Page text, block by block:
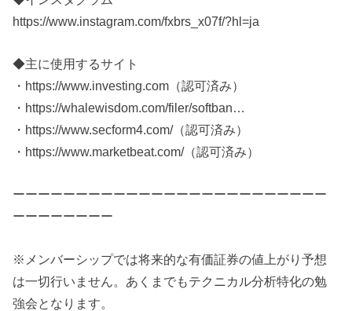
https://www.instagram.com/fxbrs_x07f/?hl=ja
◆主に使用するサイト
・https://www.investing.com（認可済み）​
・https://whalewisdom.com/filer/softban…​
・https://www.secform4.com/（認可済み）​
・https://www.marketbeat.com/（認可済み）​
ーーーーーーーーーーーーーーーーーーーーーーーーー
ーーーーーーーー
※メンバーシップでは将来的な有価証券の値上がり予想
は一切行いません。あくまでもテクニカル分析特化の勉
強会となります。